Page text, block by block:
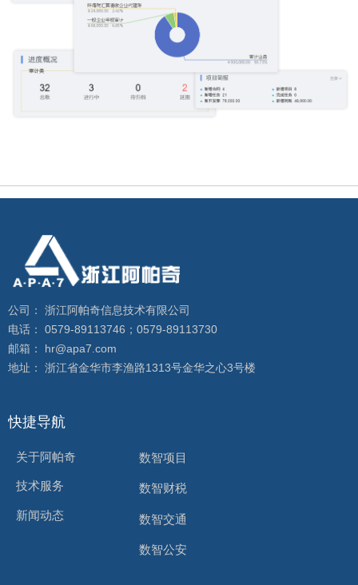
公司： 浙江阿帕奇信息技术有限公司
电话： 0579-89113746；0579-89113730
邮箱： hr@apa7.com
地址： 浙江省金华市李渔路1313号金华之心3号楼
关于阿帕奇
技术服务
新闻动态
数智项目
数智财税
数智交通
数智公安
快捷导航